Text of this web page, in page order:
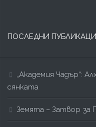
ПОСЛЕДНИ
„Академия Чадър“:
сянката
Земята – Затвор за